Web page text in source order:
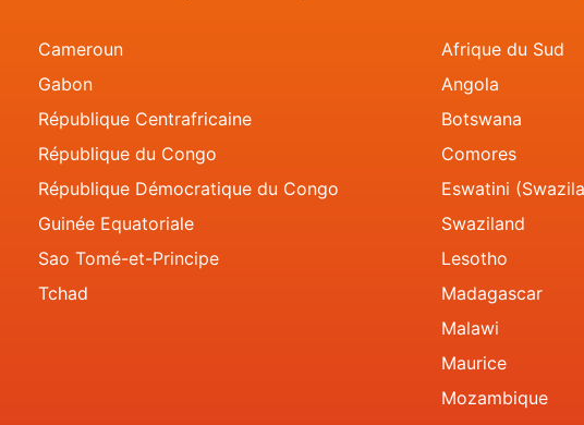
Cameroun
Gabon
République Centrafricaine
République du Congo
République Démocratique du Congo
Guinée Equatoriale
Sao Tomé-et-Principe
Tchad
Afrique du Sud
Angola
Botswana
Comores
Eswatini
Swaziland
Lesotho
Madagascar
Malawi
Maurice
Mozambique